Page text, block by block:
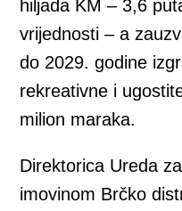
hiljada KM – 3,6
vrijednosti – a
do 2029. godine
rekreativne i
milion maraka.
Direktorica Ureda
imovinom Brčko